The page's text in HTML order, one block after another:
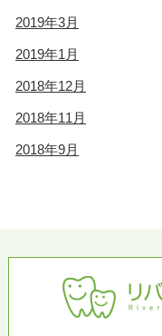
2019年3月
2019年1月
2018年12月
2018年11月
2018年9月